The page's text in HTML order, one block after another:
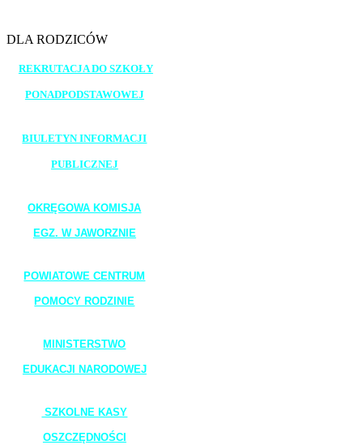
DLA RODZICÓW
REKRUTACJA DO SZKOŁY
PONADPODSTAWOWEJ
BIULETYN INFORMACJI
PUBLICZNEJ
OKRĘGOWA KOMISJA
EGZ. W JAWORZNIE
POWIATOWE CENTRUM
POMOCY RODZINIE
MINISTERSTWO
EDUKACJI NARODOWEJ
SZKOLNE KASY
OSZCZĘDNOŚCI